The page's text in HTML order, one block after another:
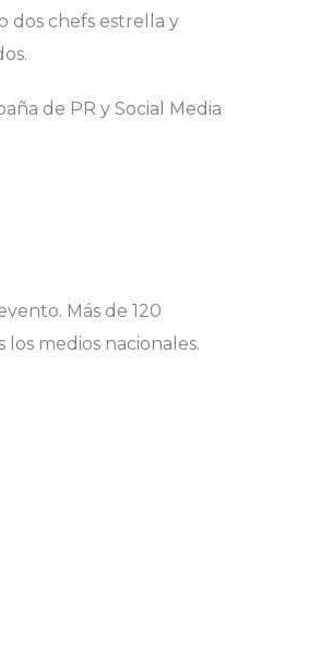
dos chefs estrella y
de PR y Social Media
Más de 120
los medios nacionales.